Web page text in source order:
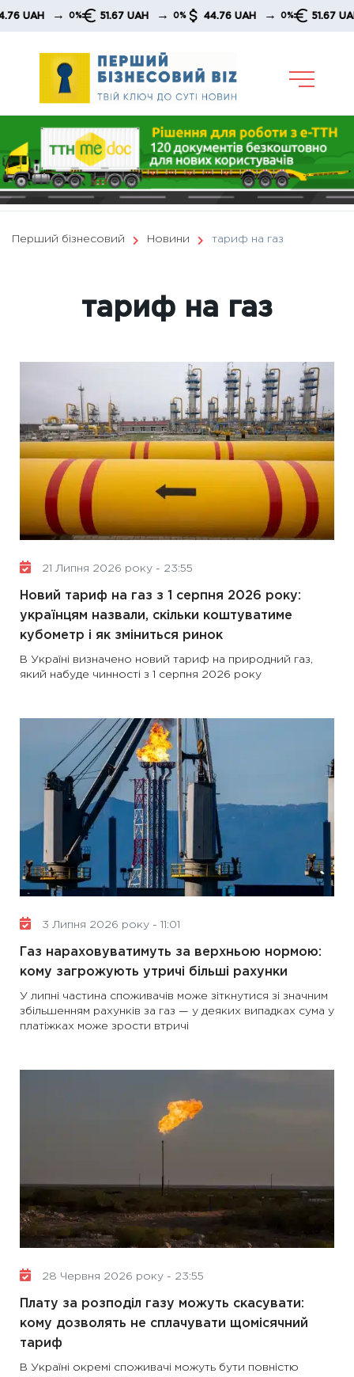
Skip
0% 51.67 UAH → 0% 44.76 UAH → 0% 51.67 UAH → 0%
Перший бізнесовий Новини тариф на газ
тариф на газ
21 Липня 2026 року - 23:55
Новий тариф на газ з 1 серпня 2026 року:
українцям назвали, скільки коштуватиме
кубометр і як зміниться ринок
В Україні визначено новий тариф на природний газ,
який набуде чинності з 1 серпня 2026 року
3 Липня 2026 року - 11:01
Газ нараховуватимуть за верхньою нормою:
кому загрожують утричі більші рахунки
У липні частина споживачів може зіткнутися зі значним
збільшенням рахунків за газ — у деяких випадках сума у
платіжках може зрости втричі
28 Червня 2026 року - 23:55
Плату за розподіл газу можуть скасувати:
кому дозволять не сплачувати щомісячний
тариф
В Україні окремі споживачі можуть бути повністю